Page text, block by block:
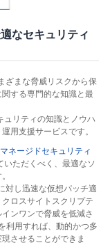
なセキュリティ
ざまな脅威リスクから保
する専門的な知識と最
ュリティの知識とノウハ
用支援サービスです。
マネージドセキュリティ
いただくべく、最適なソ
対し迅速な仮想パッチ適
ロスサイトスクリプテ
ンワンで脅威を低減さ
利用すれば、動的かつ多
させることができま